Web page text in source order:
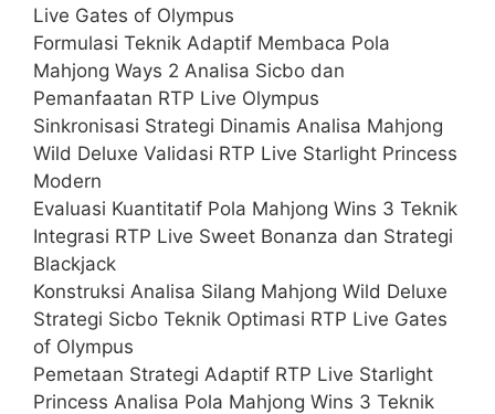
Live Gates of Olympus
Formulasi Teknik Adaptif Membaca Pola
Mahjong Ways 2 Analisa Sicbo dan
Pemanfaatan RTP Live Olympus
Sinkronisasi Strategi Dinamis Analisa Mahjong
Wild Deluxe Validasi RTP Live Starlight Princess
Modern
Evaluasi Kuantitatif Pola Mahjong Wins 3 Teknik
Integrasi RTP Live Sweet Bonanza dan Strategi
Blackjack
Konstruksi Analisa Silang Mahjong Wild Deluxe
Strategi Sicbo Teknik Optimasi RTP Live Gates
of Olympus
Pemetaan Strategi Adaptif RTP Live Starlight
Princess Analisa Pola Mahjong Wins 3 Teknik